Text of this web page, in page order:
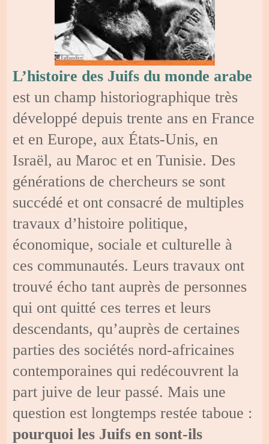
L’histoire des Juifs du monde arabe
est un champ historiographique très
développé depuis trente ans en France
et en Europe, aux États-Unis, en
Israël, au Maroc et en Tunisie. Des
générations de chercheurs se sont
succédé et ont consacré de multiples
travaux d’histoire politique,
économique, sociale et culturelle à
ces communautés. Leurs travaux ont
trouvé écho tant auprès de personnes
qui ont quitté ces terres et leurs
descendants, qu’auprès de certaines
parties des sociétés nord-africaines
contemporaines qui redécouvrent la
part juive de leur passé. Mais une
question est longtemps restée taboue :
pourquoi les Juifs en sont-ils